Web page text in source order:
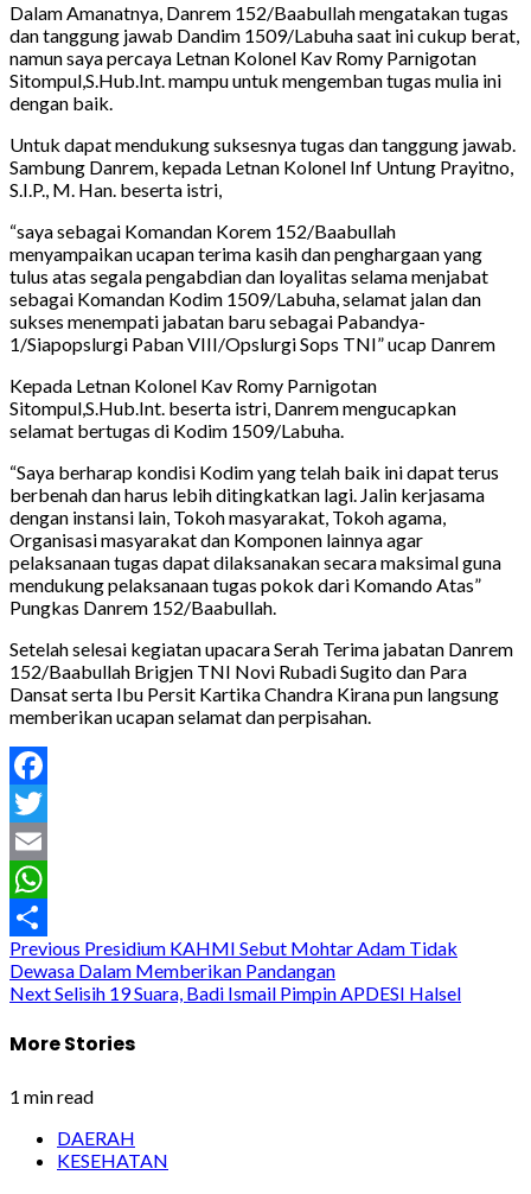
Dalam Amanatnya, Danrem 152/Baabullah mengatakan tugas
dan tanggung jawab Dandim 1509/Labuha saat ini cukup berat,
namun saya percaya Letnan Kolonel Kav Romy Parnigotan
Sitompul,S.Hub.Int. mampu untuk mengemban tugas mulia ini
dengan baik.
Untuk dapat mendukung suksesnya tugas dan tanggung jawab.
Sambung Danrem, kepada Letnan Kolonel Inf Untung Prayitno,
S.I.P., M. Han. beserta istri,
“saya sebagai Komandan Korem 152/Baabullah
menyampaikan ucapan terima kasih dan penghargaan yang
tulus atas segala pengabdian dan loyalitas selama menjabat
sebagai Komandan Kodim 1509/Labuha, selamat jalan dan
sukses menempati jabatan baru sebagai Pabandya-
1/Siapopslurgi Paban VIII/Opslurgi Sops TNI” ucap Danrem
Kepada Letnan Kolonel Kav Romy Parnigotan
Sitompul,S.Hub.Int. beserta istri, Danrem mengucapkan
selamat bertugas di Kodim 1509/Labuha.
“Saya berharap kondisi Kodim yang telah baik ini dapat terus
berbenah dan harus lebih ditingkatkan lagi. Jalin kerjasama
dengan instansi lain, Tokoh masyarakat, Tokoh agama,
Organisasi masyarakat dan Komponen lainnya agar
pelaksanaan tugas dapat dilaksanakan secara maksimal guna
mendukung pelaksanaan tugas pokok dari Komando Atas”
Pungkas Danrem 152/Baabullah.
Setelah selesai kegiatan upacara Serah Terima jabatan Danrem
152/Baabullah Brigjen TNI Novi Rubadi Sugito dan Para
Dansat serta Ibu Persit Kartika Chandra Kirana pun langsung
memberikan ucapan selamat dan perpisahan.
Facebook
Twitter
Email
WhatsApp
Share
Post
navigation
Previous Presidium KAHMI Sebut Mohtar Adam Tidak
Dewasa Dalam Memberikan Pandangan
NextSelisih 19 Suara, Badi Ismail Pimpin APDESI Halsel
More Stories
1 min read
DAERAH
KESEHATAN